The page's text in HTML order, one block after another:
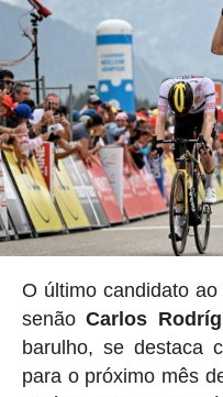
O último candidato
senãoCarlos
barulho, se destaca
para o próximo mês